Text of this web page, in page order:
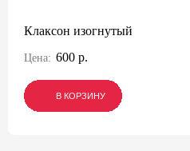
Клаксон изогнутый
Цена: 600 р.
В КОРЗИНУ
В КОРЗИНУ
В КОРЗИНУ